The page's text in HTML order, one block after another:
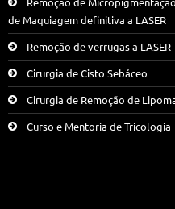
de Maquiagem definitiva a LASER
Remoção de verrugas a LASER
Cirurgia de Cisto Sebáceo
Cirurgia de Remoção de
Curso e Mentoria de Tricologia